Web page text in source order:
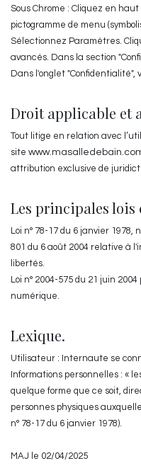
Sous Chrome : Cliquez en
pictogramme de menu
Sélectionnez Paramètres.
avancés. Dans la section
Dans l'onglet "Confidentialité",
Droit applicable et
Tout litige en relation avec
site
attribution exclusive de
Les principales lois
Loi n° 78-17 du 6 janvier 1978,
801 du 6 août 2004 relative à
libertés.
Loi n° 2004-575 du 21 juin
numérique.
Lexique.
Utilisateur : Internaute se
Informations personnelles : «
quelque forme que ce soit,
personnes physiques
n° 78-17 du 6 janvier 1978).
MAJ le 02/04/2025